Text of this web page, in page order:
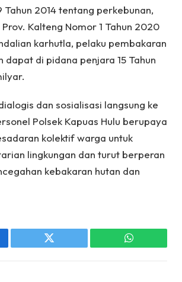
Tahun 2014 tentang perkebunan,
Kalteng Nomor 1 Tahun 2020
karhutla, pelaku pembakaran
dapat di pidana penjara 15 Tahun
dan sosialisasi langsung ke
Polsek Kapuas Hulu berupaya
kolektif warga untuk
lingkungan dan turut berperan
kebakaran hutan dan
Twitter WhatsApp